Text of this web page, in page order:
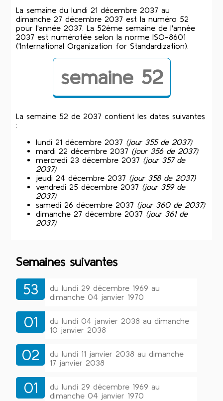
La semaine du lundi 21 décembre 2037 au
dimanche 27 décembre 2037 est la numéro 52
pour l'année 2037. La 52ème semaine de l'année
2037 est numérotée selon la norme ISO-8601
('International Organization for Standardization).
semaine 52
La semaine 52 de 2037 contient les dates suivantes
:
lundi 21 décembre 2037 (jour 355 de 2037)
mardi 22 décembre 2037 (jour 356 de 2037)
mercredi 23 décembre 2037 (jour 357 de
2037)
jeudi 24 décembre 2037 (jour 358 de 2037)
vendredi 25 décembre 2037 (jour 359 de
2037)
samedi 26 décembre 2037 (jour 360 de 2037)
dimanche 27 décembre 2037 (jour 361 de
2037)
Semaines suivantes
53
du lundi 29 décembre 1969 au
dimanche 04 janvier 1970
01
du lundi 04 janvier 2038 au dimanche
10 janvier 2038
02
du lundi 11 janvier 2038 au dimanche
17 janvier 2038
01
du lundi 29 décembre 1969 au
dimanche 04 janvier 1970